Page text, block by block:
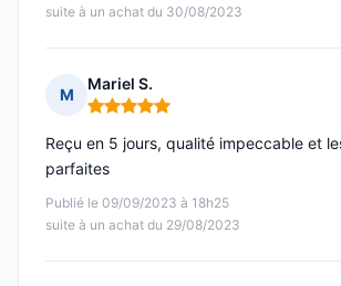
suite à un achat du 30/08/2023
M
Mariel S.
Note : 5 sur 5
Publié le 09/09/2023 à 18h25
suite à un achat du 29/08/2023
Reçu en 5 jours, qualité impeccable et
parfaites